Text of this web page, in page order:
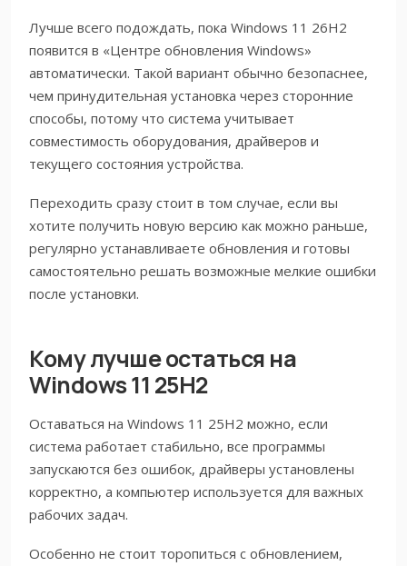
Лучше всего подождать, пока Windows 11 26H2
появится в «Центре обновления Windows»
автоматически. Такой вариант обычно безопаснее,
чем принудительная установка через сторонние
способы, потому что система учитывает
совместимость оборудования, драйверов и
текущего состояния устройства.
Переходить сразу стоит в том случае, если вы
хотите получить новую версию как можно раньше,
регулярно устанавливаете обновления и готовы
самостоятельно решать возможные мелкие ошибки
после установки.
Кому лучше остаться на
Windows 11 25H2
Оставаться на Windows 11 25H2 можно, если
система работает стабильно, все программы
запускаются без ошибок, драйверы установлены
корректно, а компьютер используется для важных
рабочих задач.
Особенно не стоит торопиться с обновлением,